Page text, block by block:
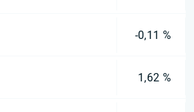
-0,11 %
1,62 %